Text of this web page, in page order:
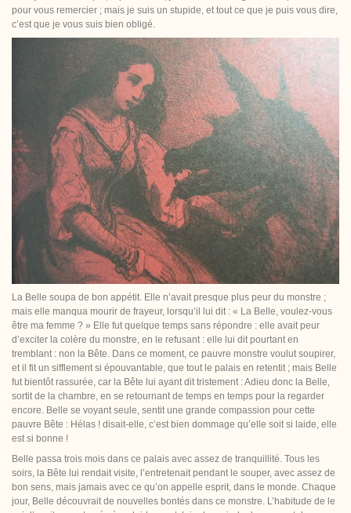
pour vous remercier ; mais je suis un stupide, et tout ce que je puis vous dire,
c’est que je vous suis bien obligé.
La Belle soupa de bon appétit. Elle n’avait presque plus peur du monstre ;
mais elle manqua mourir de frayeur, lorsqu’il lui dit : « La Belle, voulez-vous
être ma femme ? » Elle fut quelque temps sans répondre : elle avait peur
d’exciter la colère du monstre, en le refusant : elle lui dit pourtant en
tremblant : non la Bête. Dans ce moment, ce pauvre monstre voulut soupirer,
et il fit un sifflement si épouvantable, que tout le palais en retentit ; mais Belle
fut bientôt rassurée, car la Bête lui ayant dit tristement : Adieu donc la Belle,
sortit de la chambre, en se retournant de temps en temps pour la regarder
encore. Belle se voyant seule, sentit une grande compassion pour cette
pauvre Bête : Hélas ! disait-elle, c’est bien dommage qu’elle soit si laide, elle
est si bonne !
Belle passa trois mois dans ce palais avec assez de tranquillité. Tous les
soirs, la Bête lui rendait visite, l’entretenait pendant le souper, avec assez de
bon sens, mais jamais avec ce qu’on appelle esprit, dans le monde. Chaque
jour, Belle découvrait de nouvelles bontés dans ce monstre. L’habitude de le